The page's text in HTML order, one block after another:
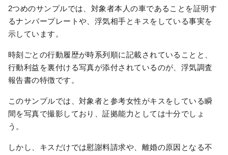
2つめのサンプルでは、対象者本人の車であることを証明す
るナンバープレートや、浮気相手とキスをしている事実を
示しています。
時刻ごとの行動履歴が時系列順に記載されていることと、
行動利益を裏付ける写真が添付されているのが、浮気調査
報告書の特徴です。
このサンプルでは、対象者と参考女性がキスをしている瞬
間を写真で撮影しており、証拠能力としては十分でしょ
う。
しかし、キスだけでは慰謝料請求や、離婚の原因となる不